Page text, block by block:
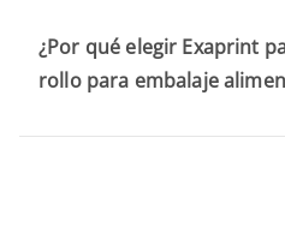
¿Por qué elegir Exaprint
rollo para embalaje